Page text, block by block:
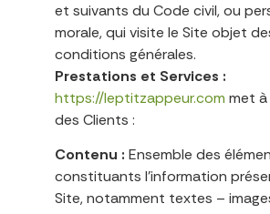
et suivants du Code civil, ou
morale, qui visite le Site objet
conditions générales.
Prestations et Services :
https://leptitzappeur.com met
des Clients :
Contenu : Ensemble des
constituants l’information
Site, notamment textes –